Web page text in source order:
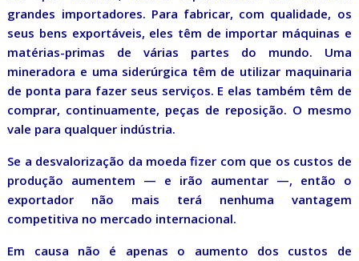
grandes importadores. Para fabricar, com qualidade, os
seus bens exportáveis, eles têm de importar máquinas e
matérias-primas de várias partes do mundo. Uma
mineradora e uma siderúrgica têm de utilizar maquinaria
de ponta para fazer seus serviços. E elas também têm de
comprar, continuamente, peças de reposição. O mesmo
vale para qualquer indústria.
Se a desvalorização da moeda fizer com que os custos de
produção aumentem — e irão aumentar —, então o
exportador não mais terá nenhuma vantagem
competitiva no mercado internacional.
Em causa não é apenas o aumento dos custos de